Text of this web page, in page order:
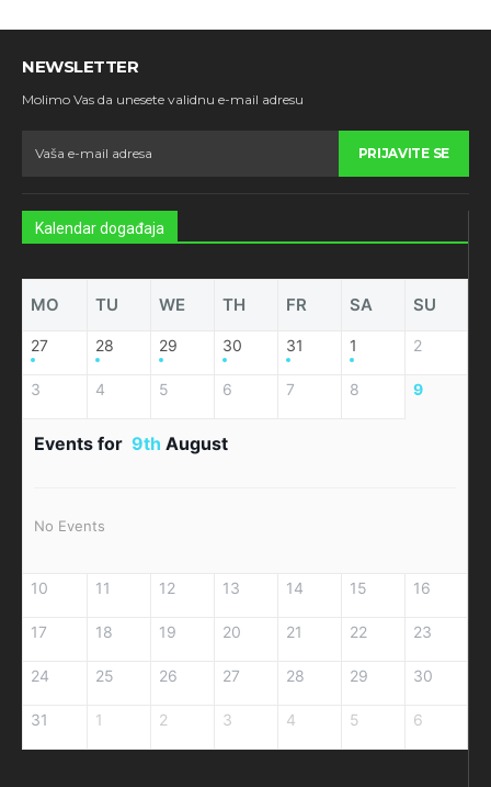
NEWSLETTER
Molimo Vas da unesete validnu e-mail adresu
PRIJAVITE SE
Kalendar događaja
MO TU WE TH FR SA SU
27 28 29 30 31 1 2
3 4 5 6 7 8 9
Events for 9th August
No Events
10 11 12 13 14 15 16
17 18 19 20 21 22 23
24 25 26 27 28 29 30
31 1 2 3 4 5 6